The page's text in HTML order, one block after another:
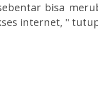
bisa
internet, "